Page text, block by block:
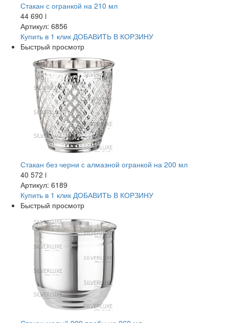
Стакан с огранкой на 210 мл
44 690 i
Артикул: 6856
Купить в 1 клик ДОБАВИТЬ В КОРЗИНУ
Быстрый просмотр
Стакан без черни с алмазной огранкой на 200 мл
40 572 i
Артикул: 6189
Купить в 1 клик ДОБАВИТЬ В КОРЗИНУ
Быстрый просмотр